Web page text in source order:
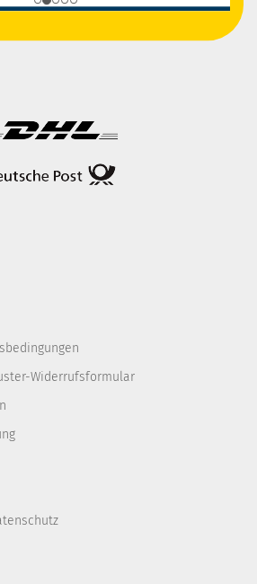
Widerrufsformular